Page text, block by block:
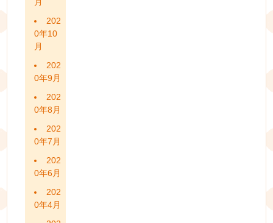
月
202
0年10
月
202
0年9月
202
0年8月
202
0年7月
202
0年6月
202
0年4月